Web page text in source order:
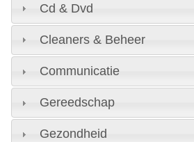
Cd & Dvd
Cleaners & Beheer
Communicatie
Gereedschap
Gezondheid